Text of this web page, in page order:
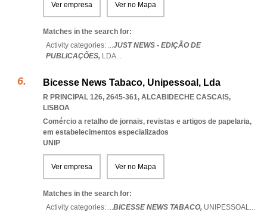
Ver empresa Ver no Mapa
Matches in the search for:
Activity categories: ...JUST NEWS - EDIÇÃO DE
PUBLICAÇÕES, LDA...
Bicesse News Tabaco, Unipessoal, Lda
R PRINCIPAL 126, 2645-361, ALCABIDECHE CASCAIS,
LISBOA
Comércio a retalho de jornais, revistas e artigos de papelaria,
em estabelecimentos especializados
UNIP
Ver empresa Ver no Mapa
Matches in the search for:
Activity categories: ...BICESSE NEWS TABACO, UNIPESSOAL...